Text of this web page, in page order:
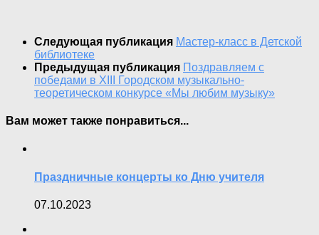
Следующая публикация Мастер-класс в Детской
библиотеке
Предыдущая публикация Поздравляем с
победами в XIII Городском музыкально-
теоретическом конкурсе «Мы любим музыку»
Вам может также понравиться...
Праздничные концерты ко Дню учителя
07.10.2023